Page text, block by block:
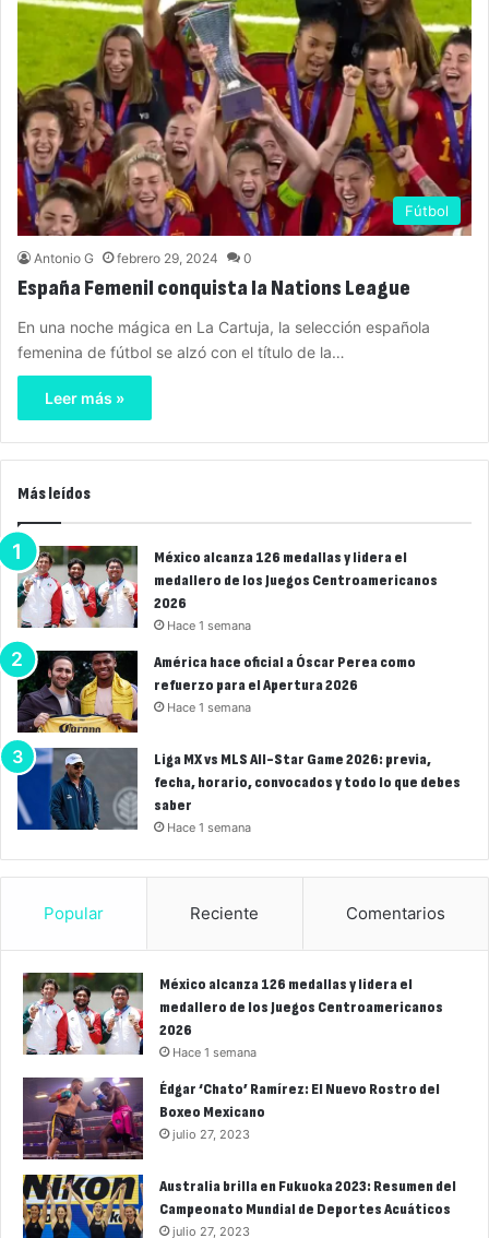
Fútbol
Antonio G febrero 29, 2024 0
España Femenil conquista la Nations League
En una noche mágica en La Cartuja, la selección española
femenina de fútbol se alzó con el título de la…
Leer más »
Más leídos
México alcanza 126 medallas y lidera el
medallero de los Juegos Centroamericanos
2026
Hace 1 semana
América hace oficial a Óscar Perea como
refuerzo para el Apertura 2026
Hace 1 semana
Liga MX vs MLS All-Star Game 2026: previa,
fecha, horario, convocados y todo lo que debes
saber
Hace 1 semana
Popular Reciente Comentarios
México alcanza 126 medallas y lidera el
medallero de los Juegos Centroamericanos
2026
Hace 1 semana
Édgar ‘Chato’ Ramírez: El Nuevo Rostro del
Boxeo Mexicano
julio 27, 2023
Australia brilla en Fukuoka 2023: Resumen del
Campeonato Mundial de Deportes Acuáticos
julio 27, 2023